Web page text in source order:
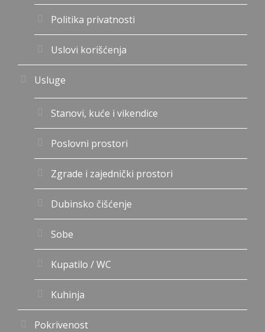
Politika privatnosti
Uslovi korišćenja
Usluge
Stanovi, kuće i vikendice
Poslovni prostori
Zgrade i zajednički prostori
Dubinsko čišćenje
Sobe
Kupatilo / WC
Kuhinja
Pokrivenost